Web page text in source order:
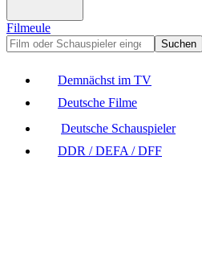
Filmeule
Suchen
Demnächst im TV
Deutsche Filme
Deutsche Schauspieler
DDR / DEFA / DFF